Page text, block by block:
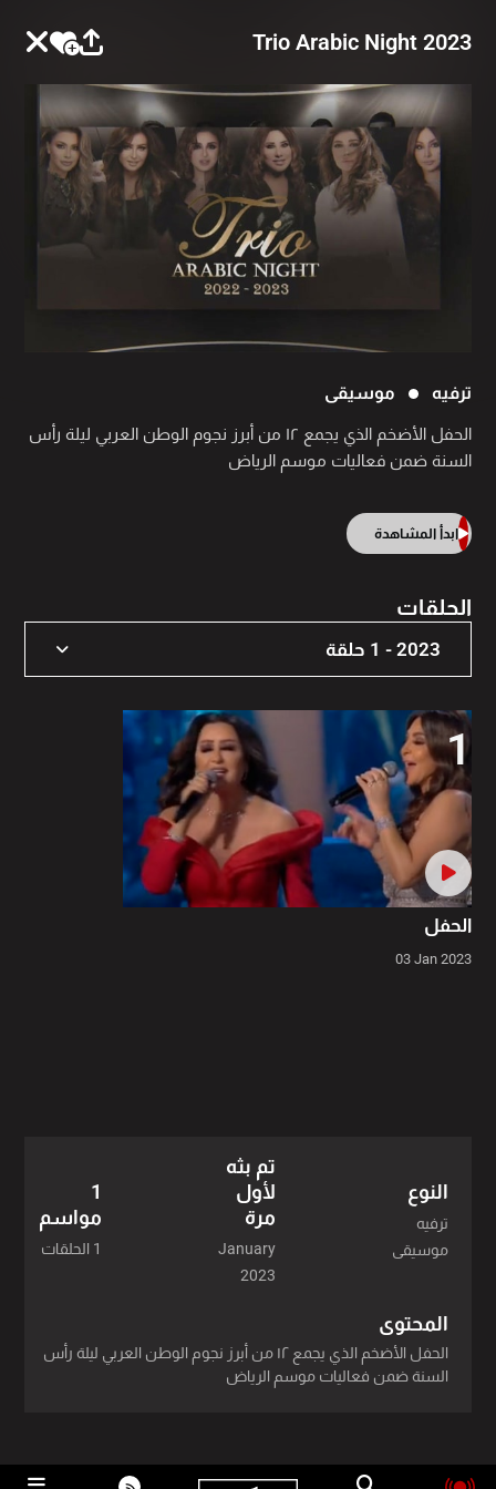
Trio Arabic Night 2023
ترفيه موسيقى
الحفل الأضخم الذي يجمع ١٢ من أبرز نجوم الوطن العربي ليلة رأس
السنة ضمن فعاليات موسم الرياض
ابدأ المشاهدة
الحلقات
2023 - 1 حلقة
2023 - 1 حلقة
1
الحفل
03 Jan 2023
النوع
ترفيه
موسيقى
تم بثه
لأول
مرة
January
2023
1
مواسم
1 الحلقات
المحتوى
الحفل الأضخم الذي يجمع ١٢ من أبرز نجوم الوطن العربي ليلة رأس
السنة ضمن فعاليات موسم الرياض